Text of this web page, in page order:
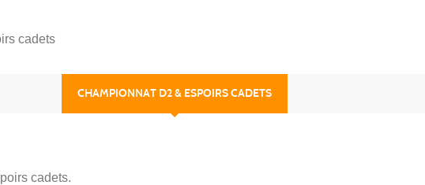
cadets
CHAMPIONNAT D2 & ESPOIRS CADETS
cadets.